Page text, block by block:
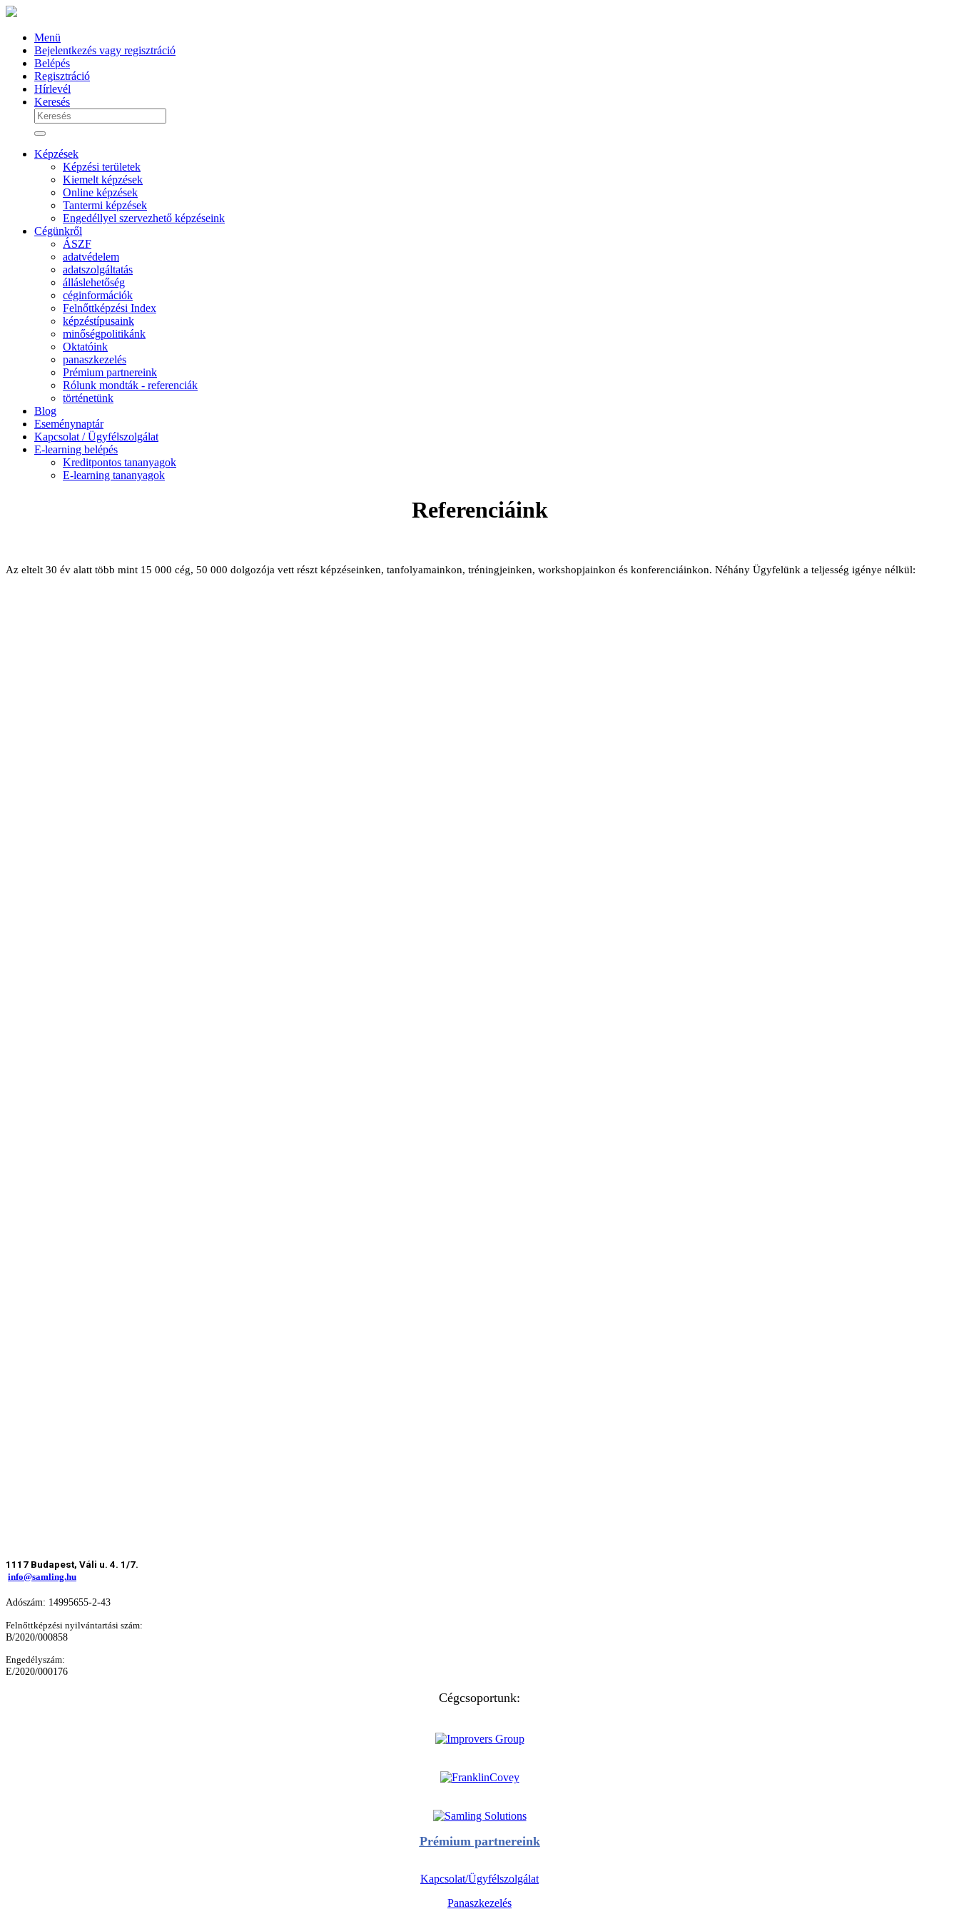
Menü
Bejelentkezés vagy regisztráció
Belépés
Regisztráció
Hírlevél
Keresés
Képzések
Képzési területek
Kiemelt képzések
Online képzések
Tantermi képzések
Engedéllyel szervezhető képzéseink
Cégünkről
ÁSZF
adatvédelem
adatszolgáltatás
álláslehetőség
céginformációk
Felnőttképzési Index
képzéstípusaink
minőségpolitikánk
Oktatóink
panaszkezelés
Prémium partnereink
Rólunk mondták - referenciák
történetünk
Blog
Eseménynaptár
Kapcsolat / Ügyfélszolgálat
E-learning belépés
Kreditpontos tananyagok
E-learning tananyagok
Referenciáink
Az eltelt 30 év alatt több mint 15 000 cég, 50 000 dolgozója vett részt képzéseinken, tanfolyamainkon, tréningjeinken, workshopjainkon és konferenciáinkon. Néhány Ügyfelünk a teljesség igénye nélkül:
1117 Budapest, Váli u. 4. 1/7.
info@samling.hu
Adószám: 14995655-2-43
Felnőttképzési nyilvántartási szám:
B/2020/000858
Engedélyszám:
E/2020/000176
Cégcsoportunk:
Prémium partnereink
Kapcsolat/Ügyfélszolgálat
Panaszkezelés